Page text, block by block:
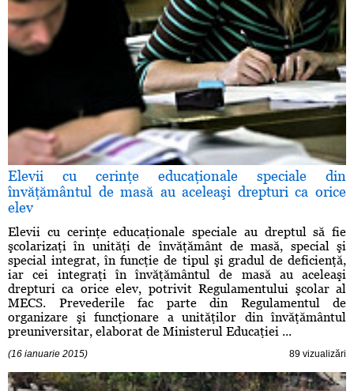
Elevii cu cerinţe educaţionale speciale din
învăţământul de masă au aceleaşi drepturi ca orice
elev
Elevii cu cerinţe educaţionale speciale au dreptul să fie
şcolarizaţi în unităţi de învăţământ de masă, special şi
special integrat, în funcţie de tipul şi gradul de deficienţă,
iar cei integraţi în învăţământul de masă au aceleaşi
drepturi ca orice elev, potrivit Regulamentului şcolar al
MECS. Prevederile fac parte din Regulamentul de
organizare şi funcţionare a unităţilor din învăţământul
preuniversitar, elaborat de Ministerul Educaţiei ...
(16 ianuarie 2015) 89 vizualizări